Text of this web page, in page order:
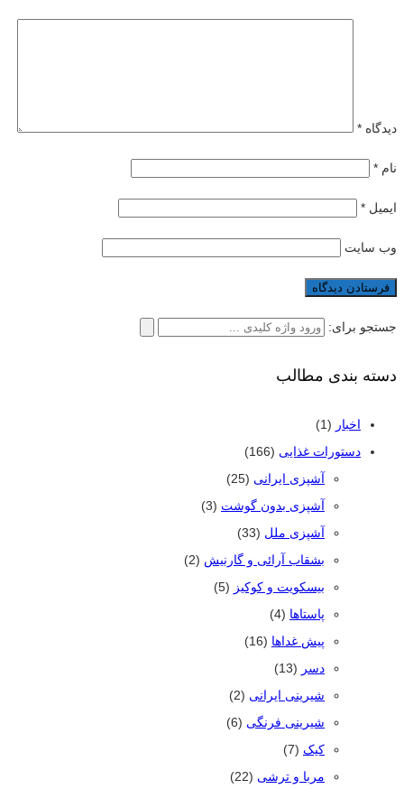
دیدگاه *
نام *
ایمیل *
وب‌ سایت
جستجو برای:
دسته بندی مطالب
اخبار (1)
دستورات غذایی (166)
آشپزی ایرانی (25)
آشپزی بدون گوشت (3)
آشپزی ملل (33)
بشقاب آرائی و گارنیش (2)
بیسکویت و کوکیز (5)
پاستاها (4)
پیش غداها (16)
دسر (13)
شیرینی ایرانی (2)
شیرینی فرنگی (6)
کیک (7)
مربا و ترشی (22)